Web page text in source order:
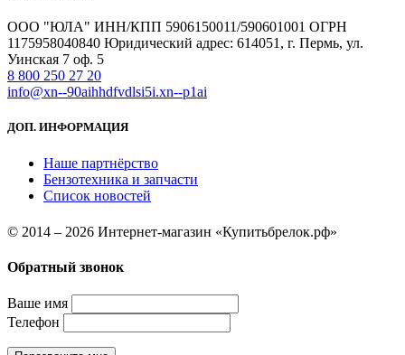
ООО "ЮЛА" ИНН/КПП 5906150011/590601001 ОГРН
1175958040840 Юридический адрес: 614051, г. Пермь, ул.
Уинская 7 оф. 5
8 800 250 27 20
info@xn--90aihhdfvdlsi5i.xn--p1ai
ДОП. ИНФОРМАЦИЯ
Наше партнёрство
Бензотехника и запчасти
Список новостей
© 2014 – 2026 Интернет-магазин «Купитьбрелок.рф»
Обратный звонок
Ваше имя
Телефон